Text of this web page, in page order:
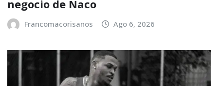
negocio de Naco
Francomacorisanos Ago 6, 2026